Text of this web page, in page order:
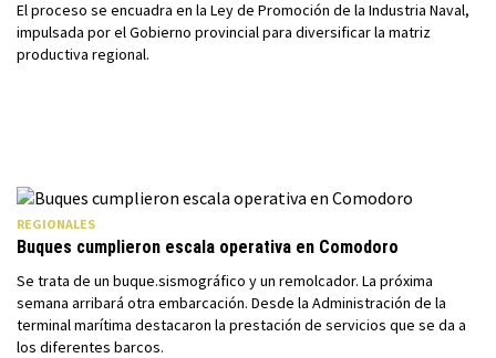
El proceso se encuadra en la Ley de Promoción de la Industria Naval,
impulsada por el Gobierno provincial para diversificar la matriz
productiva regional.
REGIONALES
Buques cumplieron escala operativa en Comodoro
Se trata de un buque.sismográfico y un remolcador. La próxima
semana arribará otra embarcación. Desde la Administración de la
terminal marítima destacaron la prestación de servicios que se da a
los diferentes barcos.